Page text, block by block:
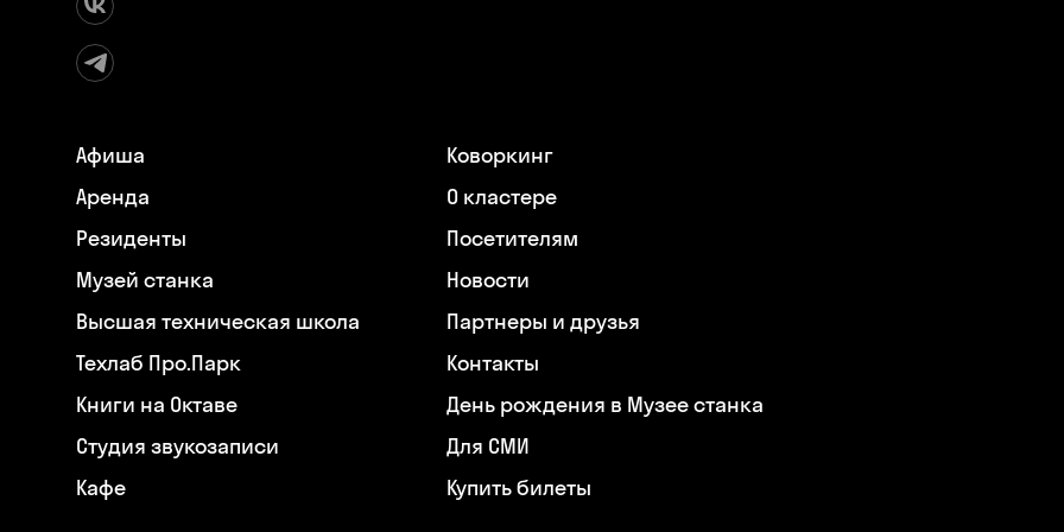
Афиша
Аренда
Резиденты
Музей станка
Высшая техническая школа
Техлаб Про.Парк
Книги на Октаве
Студия звукозаписи
Кафе
Коворкинг
О кластере
Посетителям
Новости
Партнеры и друзья
Контакты
День рождения в Музее станка
Для СМИ
Купить билеты